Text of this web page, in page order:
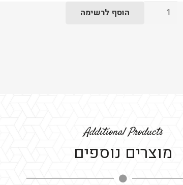
כמות
הוסף לרשימה
Additional Products
מוצרים נוספים